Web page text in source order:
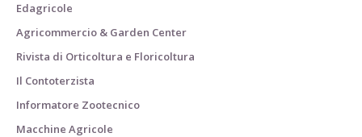
Edagricole
Agricommercio & Garden Center
Rivista di Orticoltura e Floricoltura
Il Contoterzista
Informatore Zootecnico
Macchine Agricole